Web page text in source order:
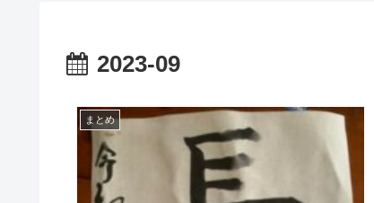
2023-09
まとめ